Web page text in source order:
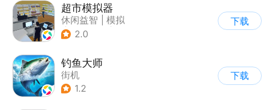
超市模拟器
休闲益智
模拟
| 文字游戏
2.0
下载
钓鱼大师
街机
1.2
下载